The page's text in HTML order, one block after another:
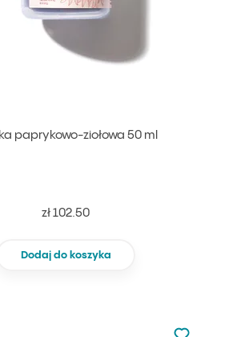
paprykowo-ziołowa 50 ml
zł 102.50
Dodaj do koszyka
Nie dodano